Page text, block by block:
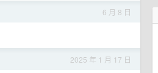
6 月 8 日
2025 年 1 月 17 日